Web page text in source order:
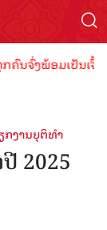
ຈົ່ງພ້ອມເປັນເຈົ້າ
ກງານຍຸຕິທໍາ
2025